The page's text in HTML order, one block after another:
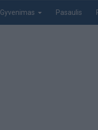
Gyvenimas Pasaulis